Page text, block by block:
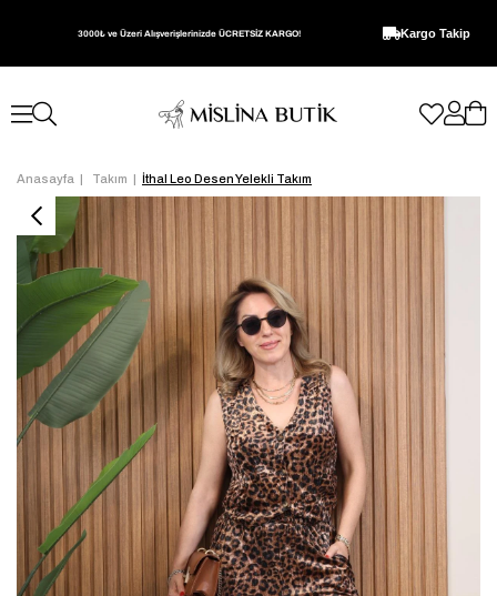
3000₺ ve Üzeri Alışverişlerinizde ÜCRETSİZ KARGO! Kargo Takip
Anasayfa Takım İthal Leo Desen Yelekli Takım